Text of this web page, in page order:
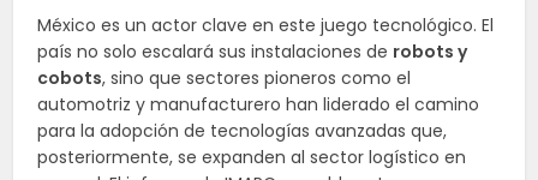
México es un actor clave en este juego tecnológico. El
país no solo escalará sus instalaciones de robots y
cobots, sino que sectores pioneros como el
automotriz y manufacturero han liderado el camino
para la adopción de tecnologías avanzadas que,
posteriormente, se expanden al sector logístico en